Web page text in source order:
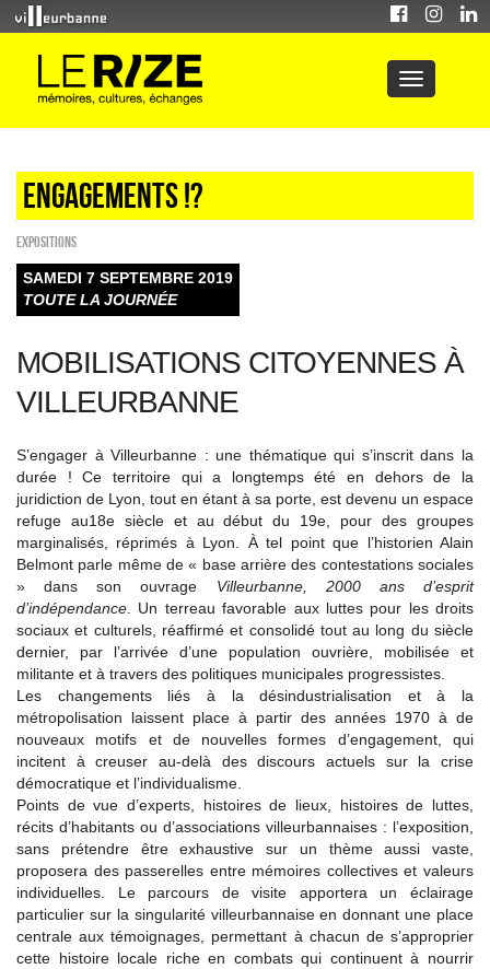
Engagements !?
EXPOSITIONS
SAMEDI 7 SEPTEMBRE 2019
TOUTE LA JOURNÉE
MOBILISATIONS CITOYENNES À
VILLEURBANNE
S’engager à Villeurbanne : une thématique qui s’inscrit dans la
durée ! Ce territoire qui a longtemps été en dehors de la
juridiction de Lyon, tout en étant à sa porte, est devenu un espace
refuge au18e siècle et au début du 19e, pour des groupes
marginalisés, réprimés à Lyon. À tel point que l’historien Alain
Belmont parle même de « base arrière des contestations sociales
» dans son ouvrage Villeurbanne, 2000 ans d’esprit
d’indépendance . Un terreau favorable aux luttes pour les droits
sociaux et culturels, réaffirmé et consolidé tout au long du siècle
dernier, par l’arrivée d’une population ouvrière, mobilisée et
militante et à travers des politiques municipales progressistes.
Les changements liés à la désindustrialisation et à la
métropolisation laissent place à partir des années 1970 à de
nouveaux motifs et de nouvelles formes d’engagement, qui
incitent à creuser au-delà des discours actuels sur la crise
démocratique et l’individualisme.
Points de vue d’experts, histoires de lieux, histoires de luttes,
récits d’habitants ou d’associations villeurbannaises : l’exposition,
sans prétendre être exhaustive sur un thème aussi vaste,
proposera des passerelles entre mémoires collectives et valeurs
individuelles. Le parcours de visite apportera un éclairage
particulier sur la singularité villeurbannaise en donnant une place
centrale aux témoignages, permettant à chacun de s’approprier
cette histoire locale riche en combats qui continuent à nourrir